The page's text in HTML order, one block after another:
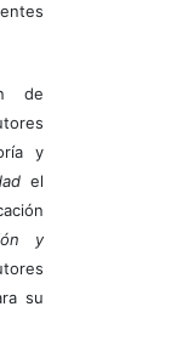
de
y
el
y
su